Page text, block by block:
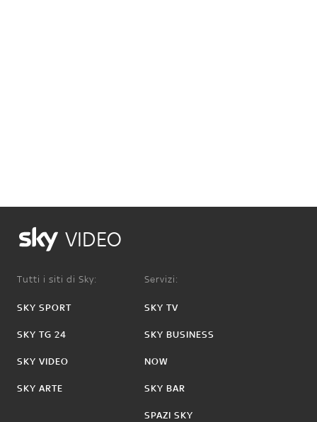
VIDEO
Tutti i siti di Sky:
SKY SPORT
SKY TG 24
SKY VIDEO
SKY ARTE
Servizi:
SKY TV
SKY BUSINESS
NOW
SKY BAR
SPAZI SKY